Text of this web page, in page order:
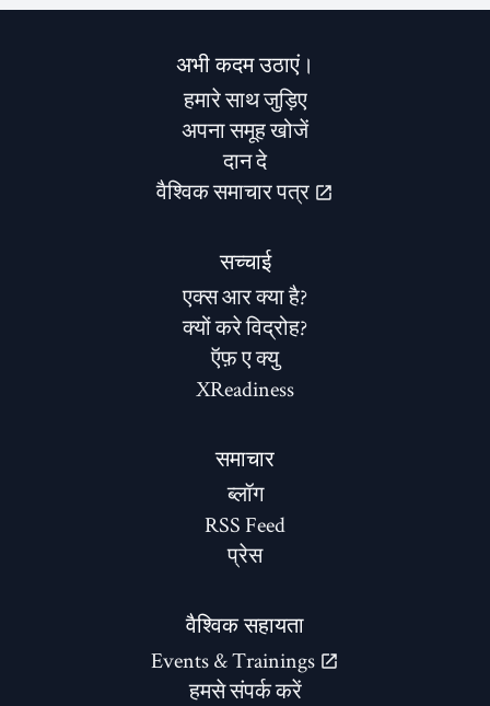
अभी कदम उठाएं।
हमारे साथ जुड़िए
अपना समूह खोजें
दान दे
वैश्विक समाचार पत्र
सच्चाई
एक्स आर क्या है?
क्यों करे विद्रोह?
ऍफ़ ए क्यु
XReadiness
समाचार
ब्लॉग
RSS Feed
प्रेस
वैश्विक सहायता
Events & Trainings
हमसे संपर्क करें